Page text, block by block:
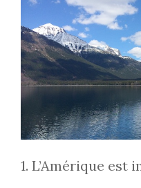
1. L’Amérique est